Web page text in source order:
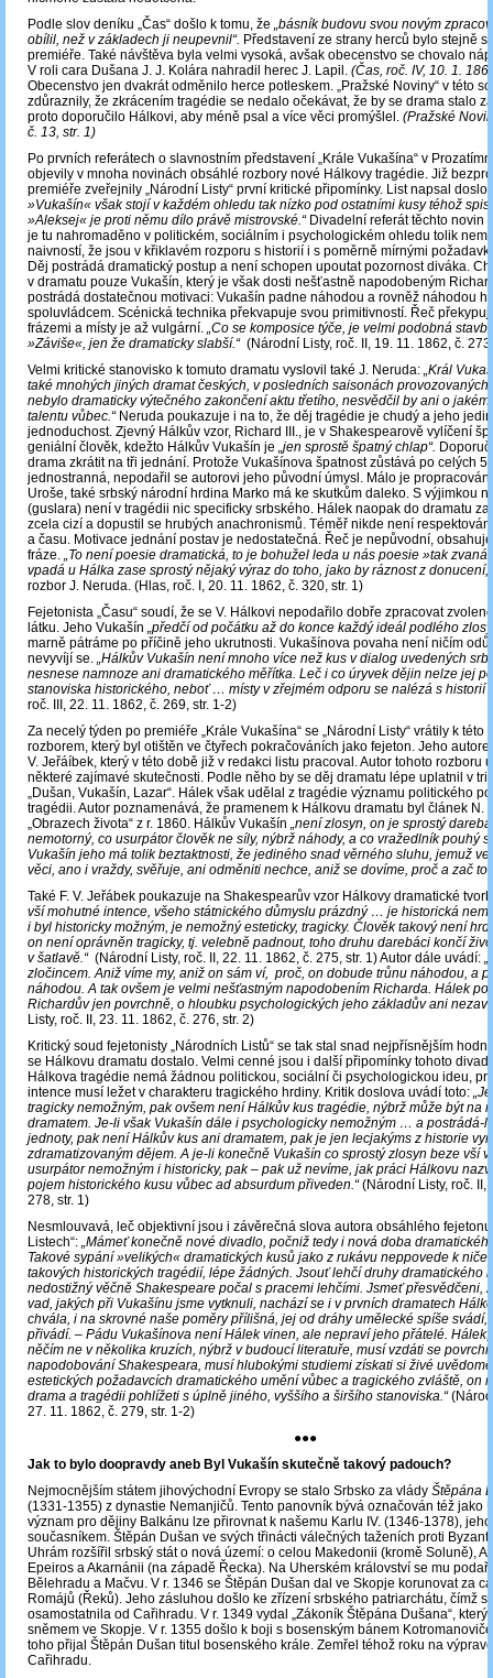
Podle slov deníku „Čas“ došlo k tomu, že „básník budovu svou novým
obílil, než v základech ji neupevnil“. Představení ze strany herců bylo stejně
premiéře. Také návštěva byla velmi vysoká, avšak obecenstvo se chovalo
V roli cara Dušana J. J. Kolára nahradil herec J. Lapil. (Čas, roč. IV, 10. 1.
Obecenstvo jen dvakrát odměnilo herce potleskem. „Pražské Noviny“ v této
zdůraznily, že zkrácením tragédie se nedalo očekávat, že by se drama stalo
proto doporučilo Hálkovi, aby méně psal a více věci promýšlel. (Pražské
č. 13, str. 1)
Po prvních referátech o slavnostním představení „Krále Vukašína“ v
objevily v mnoha novinách obsáhlé rozbory nové Hálkovy tragédie. Již
premiéře zveřejnily „Národní Listy“ první kritické připomínky. List napsal
»Vukašín« však stojí v každém ohledu tak nízko pod ostatními kusy téhož
»Aleksej« je proti němu dílo právě mistrovské.“Divadelní referát těchto novin
je tu nahromaděno v politickém, sociálním i psychologickém ohledu tolik
naivností, že jsou v křiklavém rozporu s historií i s poměrně mírnými
Děj postrádá dramatický postup a není schopen upoutat pozornost diváka.
v dramatu pouze Vukašín, který je však dosti nešťastně napodobeným
postrádá dostatečnou motivaci: Vukašín padne náhodou a rovněž náhodou
spoluvládcem. Scénická technika překvapuje svou primitivností. Řeč
frázemi a místy je až vulgární. „Co se komposice týče, je velmi podobná
»Záviše«, jen že dramaticky slabší.“ (Národní Listy, roč. II, 19. 11. 1862, č.
Velmi kritické stanovisko k tomuto dramatu vyslovil také J. Neruda: „Král
také mnohých jiných dramat českých, v posledních saisonách
nebylo dramaticky výtečného zakončení aktu třetího, nesvědčil by ani o
talentu vůbec.“Neruda poukazuje i na to, že děj tragédie je chudý a jeho
jednoduchost. Zjevný Hálkův vzor, Richard III., je v Shakespearově vylíčení
geniální člověk, kdežto Hálkův Vukašín je „jen sprostě špatný chlap“.
drama zkrátit na tři jednání. Protože Vukašínova špatnost zůstává po celých 5
jednostranná, nepodařil se autorovi jeho původní úmysl. Málo je propracován
Uroše, také srbský národní hrdina Marko má ke skutkům daleko. S výjimkou
(guslara) není v tragédii nic specificky srbského. Hálek naopak do dramatu
zcela cizí a dopustil se hrubých anachronismů. Téměř nikde není
a času. Motivace jednání postav je nedostatečná. Řeč je nepůvodní,
fráze. „To není poesie dramatická, to je bohužel leda u nás poesie »tak
vpadá u Hálka zase sprostý nějaký výraz do toho, jako by ráznost z donucení,“
rozbor J. Neruda. (Hlas, roč. I, 20. 11. 1862, č. 320, str. 1)
Fejetonista „Času“ soudí, že se V. Hálkovi nepodařilo dobře zpracovat
látku. Jeho Vukašín „předčí od počátku až do konce každý ideál podlého
marně pátráme po příčině jeho ukrutnosti. Vukašínova povaha není ničím
nevyvíjí se. „Hálkův Vukašín není mnoho více než kus v dialog uvedených
nesnese namnoze ani dramatického měřítka. Leč i co úryvek dějin nelze jej
stanoviska historického, neboť … místy v zřejmém odporu se nalézá s historií
roč. III, 22. 11. 1862, č. 269, str. 1-2)
Za necelý týden po premiéře „Krále Vukašína“ se „Národní Listy“ vrátily k této
rozborem, který byl otištěn ve čtyřech pokračováních jako fejeton. Jeho
V. Jeřáíbek, který v této době již v redakci listu pracoval. Autor tohoto rozboru
některé zajímavé skutečnosti. Podle něho by se děj dramatu lépe uplatnil v
„Dušan, Vukašín, Lazar“. Hálek však udělal z tragédie významu politického
tragédii. Autor poznamenává, že pramenem k Hálkovu dramatu byl článek N.
„Obrazech života“ z r. 1860. Hálkův Vukašín „není zlosyn, on je sprostý
nemotorný, co usurpátor člověk ne síly, nýbrž náhody, a co vražedlník pouhý
Vukašín jeho má tolik beztaktnosti, že jediného snad věrného sluhu, jemuž
věci, ano i vraždy, svěřuje, ani odměniti nechce, aniž se dovíme, proč a zač
Také F. V. Jeřábek poukazuje na Shakespearův vzor Hálkovy dramatické
vší mohutné intence, všeho státnického důmyslu prázdný … je historická
i byl historicky možným, je nemožný esteticky, tragicky. Člověk takový není
on není oprávněn tragicky, tj. velebně padnout, toho druhu darebáci končí
v šatlavě.“ (Národní Listy, roč. II, 22. 11. 1862, č. 275, str. 1) Autor dále uvádí:
zločincem. Aniž víme my, aniž on sám ví, proč, on dobude trůnu náhodou, a
náhodou. A tak ovšem je velmi nešťastným napodobením Richarda. Hálek
Richardův jen povrchně, o hloubku psychologických jeho základův ani
Listy, roč. II, 23. 11. 1862, č. 276, str. 2)
Kritický soud fejetonisty „Národních Listů“ se tak stal snad nejpřísnějším
se Hálkovu dramatu dostalo. Velmi cenné jsou i další připomínky tohoto
Hálkova tragédie nemá žádnou politickou, sociální či psychologickou ideu,
intence musí ležet v charakteru tragického hrdiny. Kritik doslova uvádí toto:
tragicky nemožným, pak ovšem není Hálkův kus tragédie, nýbrž může být na
dramatem. Je-li však Vukašín dále i psychologicky nemožným … a postrádá-li
jednoty, pak není Hálkův kus ani dramatem, pak je jen lecjakýms z historie
zdramatizovaným dějem. A je-li konečně Vukašín co sprostý zlosyn beze vší
usurpátor nemožným i historicky, pak – pak už nevíme, jak práci Hálkovu
pojem historického kusu vůbec ad absurdum přiveden.“(Národní Listy, roč. II,
278, str. 1)
Nesmlouvavá, leč objektivní jsou i závěrečná slova autora obsáhlého
Listech“: „Mámeť konečně nové divadlo, počniž tedy i nová doba
Takové sypání »velikých« dramatických kusů jako z rukávu neppovede k
takových historických tragédií, lépe žádných. Jsouť lehčí druhy dramatického
nedostižný věčně Shakespeare počal s pracemi lehčími. Jsmeť přesvědčeni,
vad, jakých při Vukašínu jsme vytknuli, nachází se i v prvních dramatech
chvála, i na skrovné naše poměry přílišná, jej od dráhy umělecké spíše svádí,
přivádí. – Pádu Vukašínova není Hálek vinen, ale nepraví jeho přátelé. Hálek,
něčím ne v několika kruzích, nýbrž v budoucí literatuře, musí vzdáti se
napodobování Shakespeara, musí hlubokými studiemi získati si živé
estetických požadavcích dramatického umění vůbec a tragického zvláště, on
drama a tragédii pohlížeti s úplně jiného, vyššího a širšího stanoviska.“
27. 11. 1862, č. 279, str. 1-2)
●●●
Jak to bylo doopravdy aneb Byl Vukašín skutečně takový padouch?
Nejmocnějším státem jihovýchodní Evropy se stalo Srbsko za vlády Štěpána
(1331-1355) z dynastie Nemanjičů. Tento panovník bývá označován též jako
význam pro dějiny Balkánu lze přirovnat k našemu Karlu IV. (1346-1378),
současníkem. Štěpán Dušan ve svých třinácti válečných taženích proti
Uhrám rozšířil srbský stát o nová území: o celou Makedonii (kromě Soluně),
Epeiros a Akarnánii (na západě Řecka). Na Uherském království se mu
Bělehradu a Mačvu. V r. 1346 se Štěpán Dušan dal ve Skopje korunovat za
Romájů (Řeků). Jeho zásluhou došlo ke zřízení srbského patriarchátu, čímž
osamostatnila od Cařihradu. V r. 1349 vydal „Zákoník Štěpána Dušana“, který
sněmem ve Skopje. V r. 1355 došlo k boji s bosenským bánem
toho přijal Štěpán Dušan titul bosenského krále. Zemřel téhož roku na
Cařihradu.